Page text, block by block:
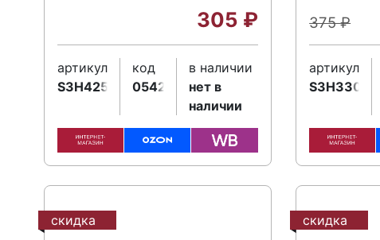
305 ₽
артикул
S3H425
код
054222
в наличии
нет в
наличии
375₽
артикул
S3H330
скидка скидка